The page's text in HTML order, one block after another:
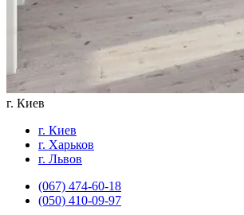
г. Киев
г. Киев
г. Харьков
г. Львов
(067) 474-60-18
(050) 410-09-97